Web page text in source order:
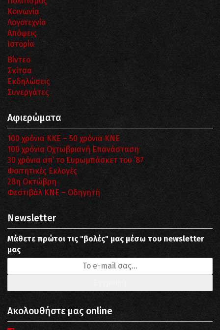
Κοινωνία
Λογοτεχνία
Απόψεις
Ιστορία
Βίντεο
Σκίτσα
Εκδηλώσεις
Συνεργάτες
Αφιερώματα
100 χρόνια ΚΚΕ – 50 χρόνια ΚΝΕ
100 χρόνια Οχτωβριανή Επανάσταση
30 χρόνια απ’ το Ευρωμπάσκετ του ΄87
Φοιτητικές Εκλογές
28η Οκτώβρη
Φεστιβάλ ΚΝΕ – Οδηγητή
Newsletter
Μάθετε πρώτοι τις "βολές" μας μέσω του newsletter
μας
Ακολουθήστε μας online